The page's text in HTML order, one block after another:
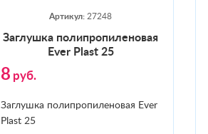
Артикул: 27248
Заг­лушка по­лип­ро­пиле­новая
Ever Plast 25
8 руб.
Заглушка полипропиленовая Ever
Plast 25